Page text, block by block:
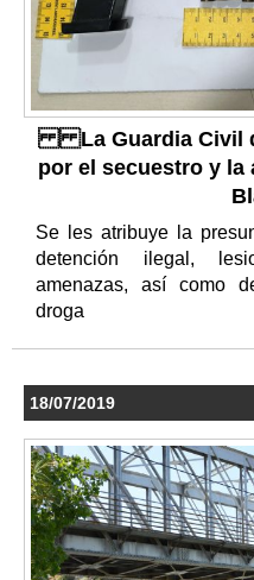
La Guardia Civil
por el secuestro y la
Se les atribuye la
detención ilegal,
amenazas, así como
droga
18/07/2019